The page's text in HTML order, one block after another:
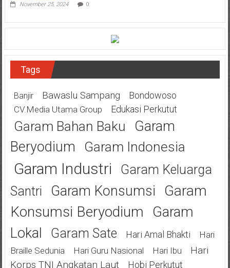
November 25, 2024 0
Tags
Banjir Bawaslu Sampang Bondowoso
CV.Media Utama Group Edukasi Perkutut
Garam Bahan Baku
Garam
Beryodium
Garam Indonesia
Garam Industri
Garam Keluarga
Santri
Garam Konsumsi
Garam
Konsumsi Beryodium
Garam
Lokal
Garam Sate Hari Amal Bhakti
Hari
Braille Sedunia
Hari Guru Nasional Hari Ibu
Hari
Korps TNI Angkatan Laut
Hobi Perkutut